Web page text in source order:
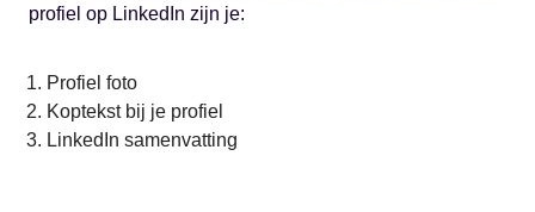
profiel op LinkedIn zijn je:
Profiel foto
Koptekst bij je profiel
LinkedIn samenvatting